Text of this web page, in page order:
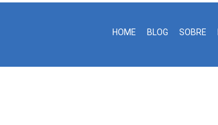
HOME BLOG SOBRE